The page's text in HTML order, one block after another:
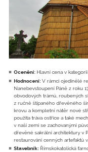
Ocenění: Hlavní cena v
Hodnocení: V rámci ojedinělé
Nanebevstoupení Páně z roku
obvodových trámů, roubených
z ručně štípaného dřevěného
krovu a kompletní nátěr nové
použita tráva ostřice a také
v naší zemi se zachovanými
dřevěné sakrální architektury v
restaurování cenných artefaktů
Stavebník: Římskokatolická